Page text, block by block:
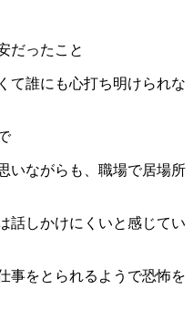
だったこと
て誰にも心打ち明けられな
いながらも、職場で居場所
話しかけにくいと感じてい
事をとられるようで恐怖を